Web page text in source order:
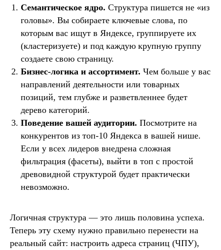
Семантическое ядро. Структура пишется не «из
головы». Вы собираете ключевые слова, по
которым вас ищут в Яндексе, группируете их
(кластеризуете) и под каждую крупную группу
создаете свою страницу.
Бизнес-логика и ассортимент. Чем больше у вас
направлений деятельности или товарных
позиций, тем глубже и разветвленнее будет
дерево категорий.
Поведение вашей аудитории. Посмотрите на
конкурентов из топ-10 Яндекса в вашей нише.
Если у всех лидеров внедрена сложная
фильтрация (фасеты), выйти в топ с простой
древовидной структурой будет практически
невозможно.
Логичная структура — это лишь половина успеха.
Теперь эту схему нужно правильно перенести на
реальный сайт: настроить адреса страниц (ЧПУ),